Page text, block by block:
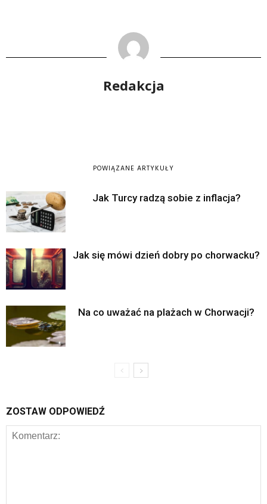
Redakcja
POWIĄZANE ARTYKUŁY
Jak Turcy radzą sobie z inflacja?
Jak się mówi dzień dobry po chorwacku?
Na co uważać na plażach w Chorwacji?
ZOSTAW ODPOWIEDŹ